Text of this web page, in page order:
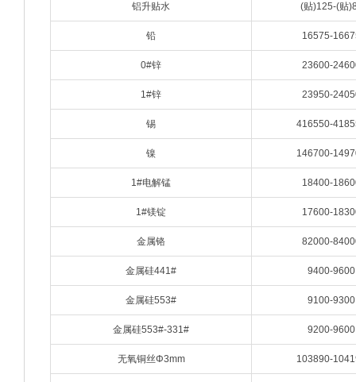
铝升贴水 (贴)125-(贴
铅 16575-
0#锌 23600-
1#锌 23950-
锡 416550-
镍 146700-
1#电解锰 18400-
1#镁锭 17600-
金属铬 82000-
金属硅441# 9400-9600
金属硅553# 9100-9300
金属硅553#-331# 9200-9600
无氧铜丝Φ3mm 103890-